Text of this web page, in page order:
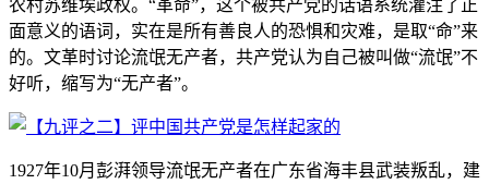
农村苏维埃政权。“革命”，这个被共产党的话语系统灌注了正
面意义的语词，实在是所有善良人的恐惧和灾难，是取“命”来
的。文革时讨论流氓无产者，共产党认为自己被叫做“流氓”不
好听，缩写为“无产者”。
1927年10月彭湃领导流氓无产者在广东省海丰县武装叛乱，建